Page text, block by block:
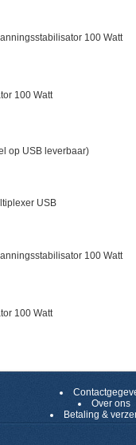
100 Watt
100 Watt
op USB leverbaar)
USB
100 Watt
100 Watt
Over ons
Betaling &